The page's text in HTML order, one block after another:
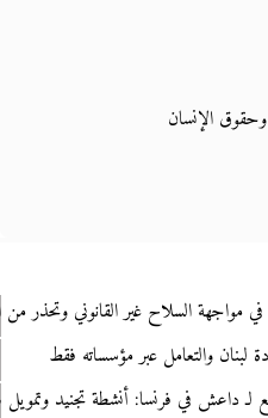
وحقوق الإنسان
في مواجهة السلاح غير القانوني وتحذر من
لبنان والتعامل عبر مؤسساته فقط
لـ داعش في فرنسا: أنشطة تجنيد